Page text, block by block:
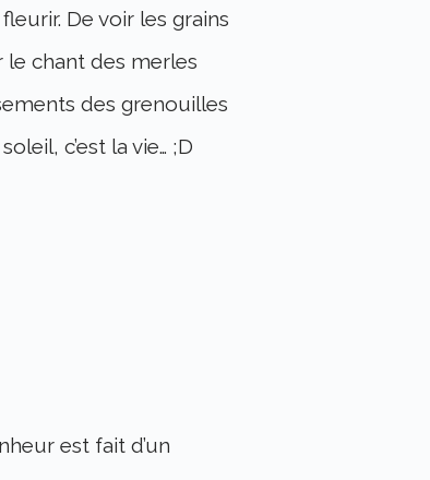
De voir les grains
le chant des merles
des grenouilles
c’est la vie… ;D
est fait d’un